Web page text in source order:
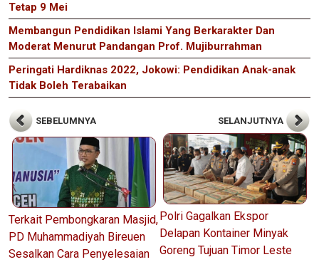
Tetap 9 Mei
Membangun Pendidikan Islami Yang Berkarakter Dan
Moderat Menurut Pandangan Prof. Mujiburrahman
Peringati Hardiknas 2022, Jokowi: Pendidikan Anak-anak
Tidak Boleh Terabaikan
SEBELUMNYA
Terkait Pembongkaran Masjid,
PD Muhammadiyah Bireuen
Sesalkan Cara Penyelesaian
SELANJUTNYA
Polri Gagalkan Ekspor
Delapan Kontainer Minyak
Goreng Tujuan Timor Leste